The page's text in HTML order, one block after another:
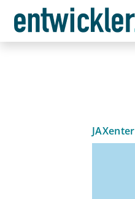
JAXenter